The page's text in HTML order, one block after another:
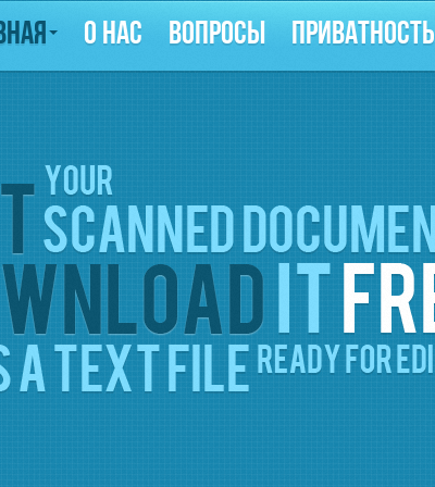
О НАС ВОПРОСЫ ПРИВАТНОСТЬ